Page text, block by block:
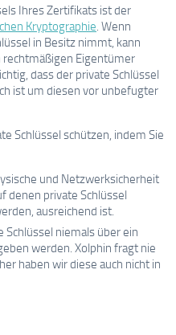
Ihres Zertifikats ist der
Kryptographie . Wenn
in Besitz nimmt, kann
Eigentümer
dass der private Schlüssel
ist um diesen vor unbefugter
Schlüssel schützen, indem Sie
und Netzwerksicherheit
denen private Schlüssel
ausreichend ist.
Schlüssel niemals über ein
werden. Xolphin fragt nie
haben wir diese auch nicht in